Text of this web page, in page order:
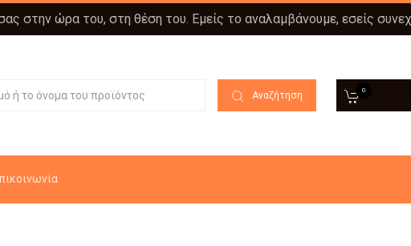
στην ώρα του, στη θέση του. Εμείς το αναλαμβάνουμε, εσείς
Αναζήτηση 0